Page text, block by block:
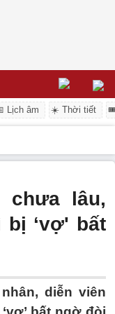
Lịch âm ☀️ Thời tiết
lâu,
bị ‘vợ' bất
diễn viên